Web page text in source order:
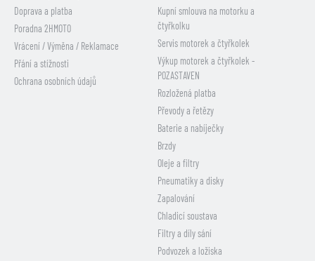
Doprava a platba
Poradna 2HMOTO
Vrácení / Výměna / Reklamace
Přání a stížnosti
Ochrana osobních údajů
Kupní smlouva na motorku a
čtyřkolku
Servis motorek a čtyřkolek
Výkup motorek a čtyřkolek -
POZASTAVEN
Rozložená platba
Převody a řetězy
Baterie a nabíječky
Brzdy
Oleje a filtry
Pneumatiky a disky
Zapalování
Chladicí soustava
Filtry a díly sání
Podvozek a ložiska